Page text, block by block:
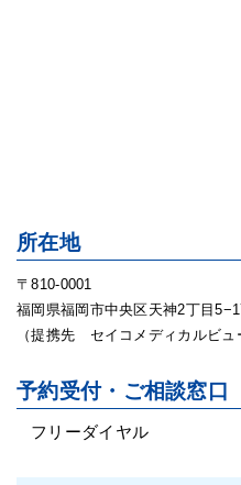
所在地
〒810-0001
福岡県福岡市中央区天神2丁目
（提携先 セイコメディカルビュ
予約受付・ご相談窓口
フリーダイヤル